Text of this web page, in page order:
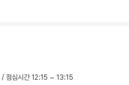
/ 점심시간 12:15 ~ 13:15